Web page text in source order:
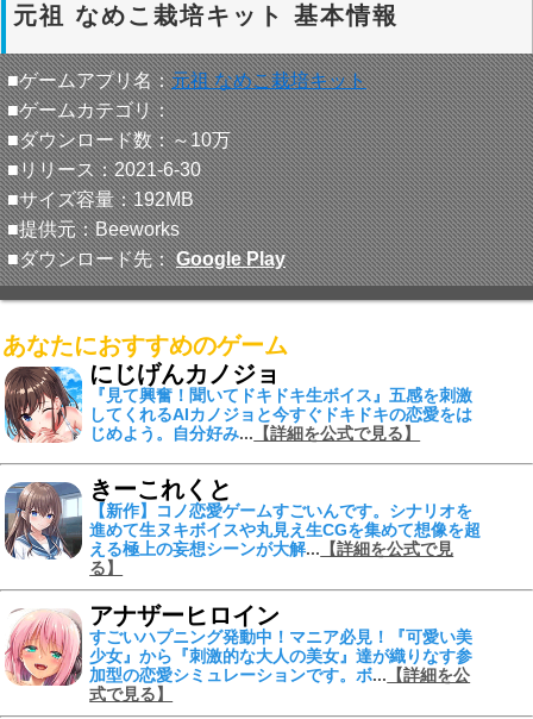
元祖 なめこ栽培キット 基本情報
■ゲームアプリ名：元祖 なめこ栽培キット
■ゲームカテゴリ：
■ダウンロード数：～10万
■リリース：2021-6-30
■サイズ容量：192MB
■提供元：Beeworks
■ダウンロード先： Google Play
あなたにおすすめのゲーム
にじげんカノジョ
『見て興奮！聞いてドキドキ生ボイス』五感を刺激
してくれるAIカノジョ と今すぐドキドキの恋愛をは
じめよう。自分好み... 【詳細を公式で見る】
きーこれくと
【新作】コノ恋愛ゲームすごいんです。シナリオを
進めて生ヌキボイスや丸見え生CGを集めて想像を超
える極上の妄想シーンが大解... 【詳細を公式で見
る】
アナザーヒロイン
すごいハプニング発動中！ マニア必見！『可愛い美
少女』から『刺激的な大人の美女』達が織りなす参
加型の恋愛シミュレーションです。ボ... 【詳細を公
式で見る】